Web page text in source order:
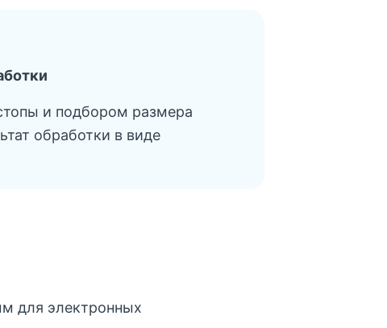
и подбором размера
обработки в виде
для электронных